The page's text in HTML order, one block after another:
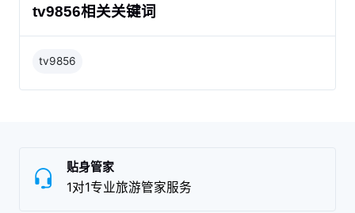
tv9856相关关键词
tv9856
贴身管家
1对1专业旅游管家服务